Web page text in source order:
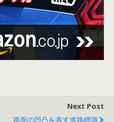
Next Post
路面の凹凸を表す道路標識